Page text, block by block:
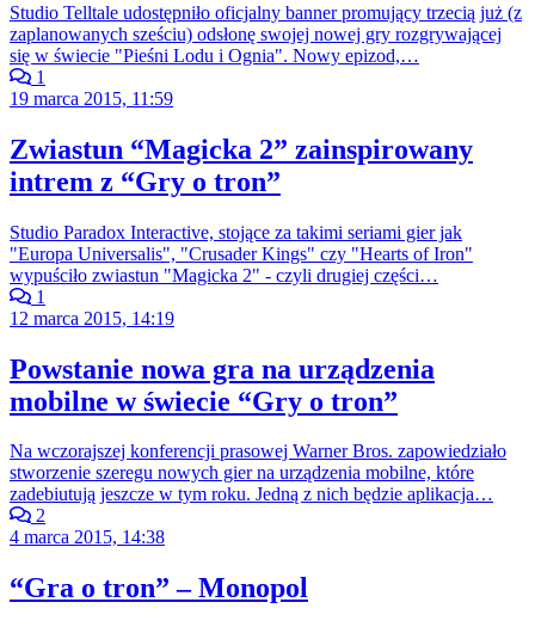
Studio Telltale udostępniło oficjalny banner promujący trzecią już (z
zaplanowanych sześciu) odsłonę swojej nowej gry rozgrywającej
się w świecie "Pieśni Lodu i Ognia". Nowy epizod,…
1
19 marca 2015, 11:59
Zwiastun “Magicka 2” zainspirowany
intrem z “Gry o tron”
Studio Paradox Interactive, stojące za takimi seriami gier jak
"Europa Universalis", "Crusader Kings" czy "Hearts of Iron"
wypuściło zwiastun "Magicka 2" - czyli drugiej części…
1
12 marca 2015, 14:19
Powstanie nowa gra na urządzenia
mobilne w świecie “Gry o tron”
Na wczorajszej konferencji prasowej Warner Bros. zapowiedziało
stworzenie szeregu nowych gier na urządzenia mobilne, które
zadebiutują jeszcze w tym roku. Jedną z nich będzie aplikacja…
2
4 marca 2015, 14:38
“Gra o tron” – Monopol